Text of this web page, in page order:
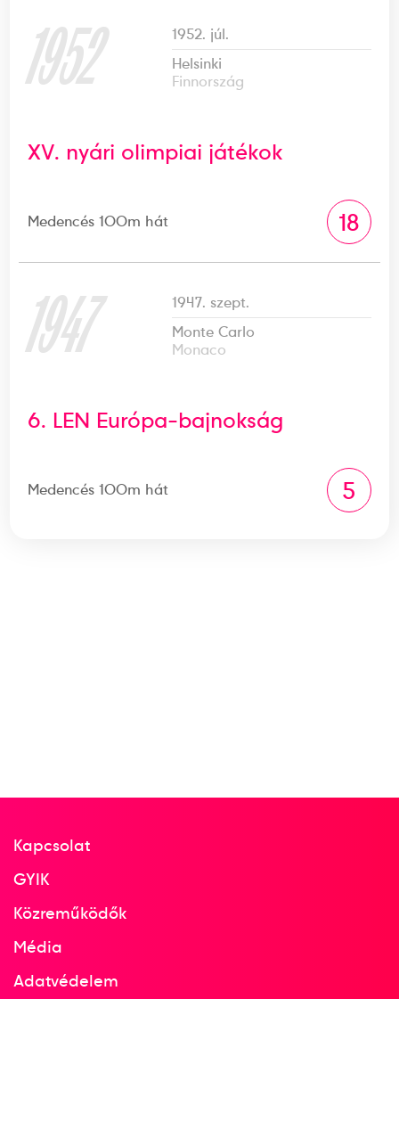
1952
1952. júl.
Helsinki
Finnország
XV. nyári olimpiai játékok
Medencés 100m hát 18
1947
1947. szept.
Monte Carlo
Monaco
6. LEN Európa-bajnokság
Medencés 100m hát 5
Kapcsolat
GYIK
Közreműködők
Média
Adatvédelem